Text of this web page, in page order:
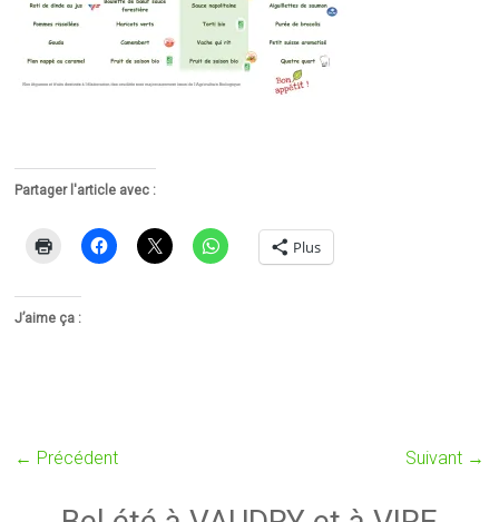
Partager l'article avec :
Plus
J’aime ça :
← Précédent Suivant →